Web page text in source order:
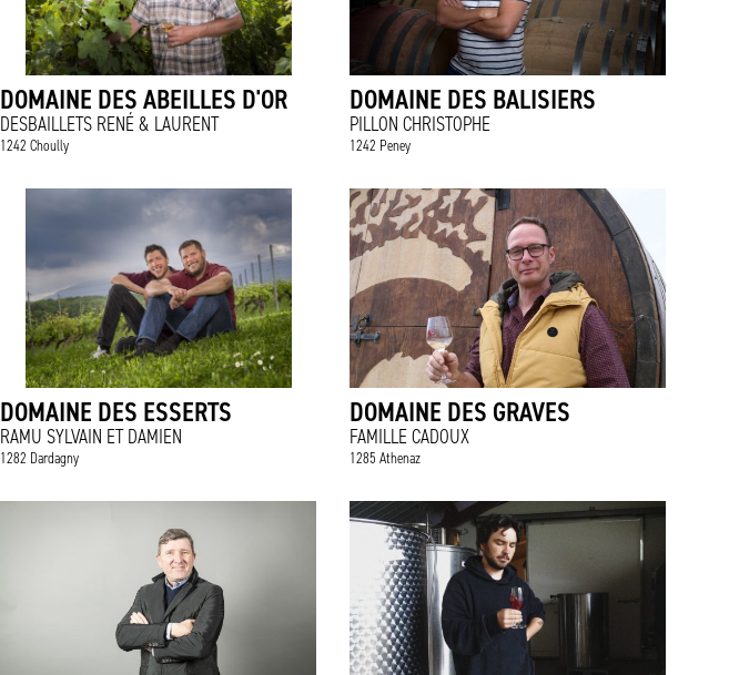
DOMAINE DES ABEILLES D'OR
DESBAILLETS RENÉ & LAURENT
1242 Choully
DOMAINE DES BALISIERS
PILLON CHRISTOPHE
1242 Peney
DOMAINE DES ESSERTS
RAMU SYLVAIN ET DAMIEN
1282 Dardagny
DOMAINE DES GRAVES
FAMILLE CADOUX
1285 Athenaz